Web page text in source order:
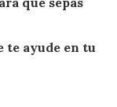
te ayude en tu